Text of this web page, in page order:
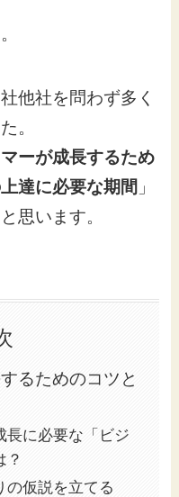
他社を問わず多く
。
ーが成長するため
達に必要な期間 」
思います。
るためのコツと
長に必要な「ビジ
？
仮説を立てる